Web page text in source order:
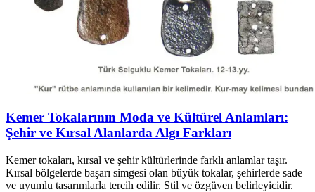
Kemer Tokalarının Moda ve Kültürel Anlamları:
Şehir ve Kırsal Alanlarda Algı Farkları
Kemer tokaları, kırsal ve şehir kültürlerinde farklı anlamlar taşır.
Kırsal bölgelerde başarı simgesi olan büyük tokalar, şehirlerde sade
ve uyumlu tasarımlarla tercih edilir. Stil ve özgüven belirleyicidir.